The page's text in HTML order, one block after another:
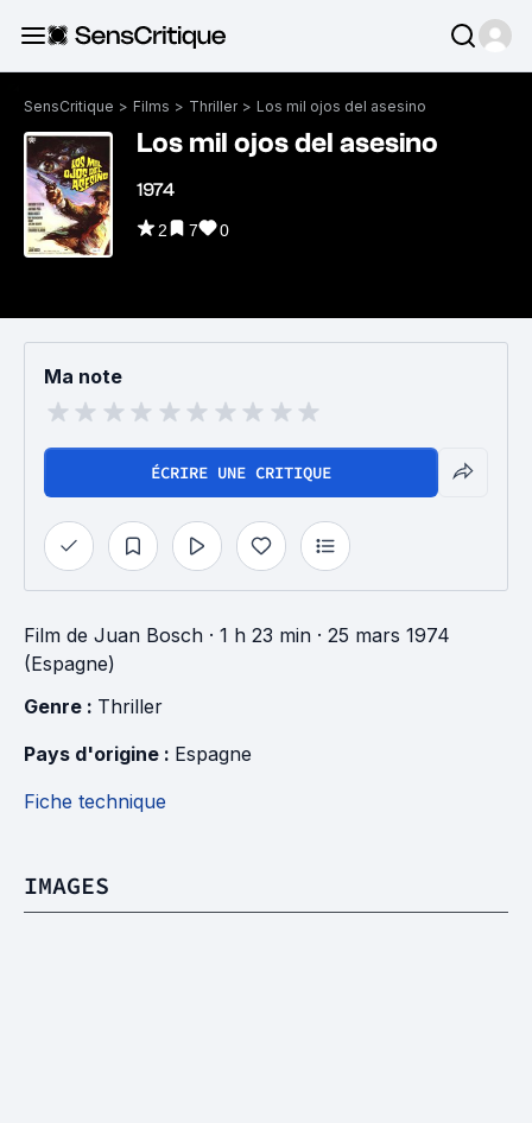
SensCritique > Films > Thriller > Los mil ojos del asesino
Los mil ojos del asesino
1974
2 7 0
Ma note
ÉCRIRE UNE CRITIQUE
Film de Juan Bosch · 1 h 23 min · 25 mars 1974
(Espagne)
Genre : Thriller
Pays d'origine : Espagne
Fiche technique
IMAGES